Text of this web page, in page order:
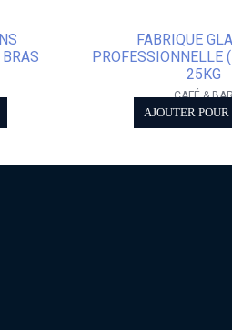
FABRIQUE
PROFESSIONNELLE
25KG
CAFÉ &
AJOUTER